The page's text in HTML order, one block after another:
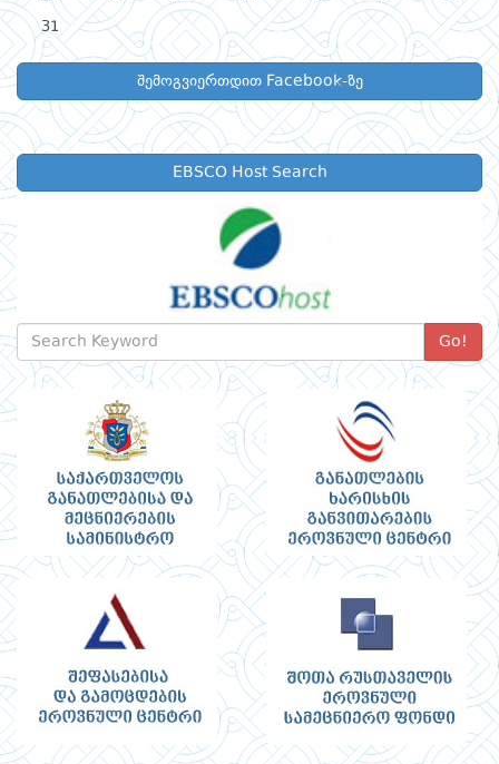
31
შემოგვიერთდით Facebook-ზე
EBSCO Host Search
Go!